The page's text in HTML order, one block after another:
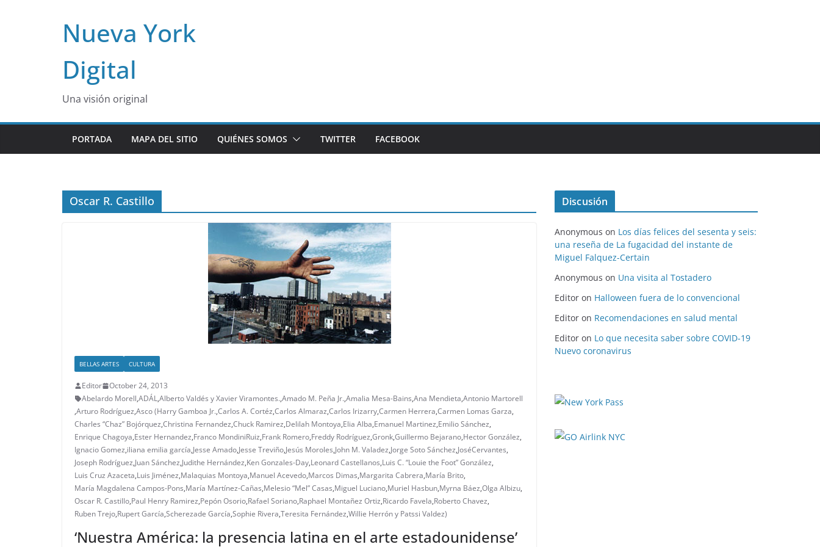
Nueva York
Digital
Una visión original
PORTADA MAPA DEL SITIO QUIÉNES SOMOS TWITTER FACEBOOK
Oscar R. Castillo
BELLAS ARTES CULTURA
Editor
October 24, 2013
Abelardo Morell,ADÁL,Alberto Valdés y Xavier Viramontes.,Amado M. Peña Jr.,Amalia Mesa-Bains,Ana Mendieta,Antonio Martorell
,Arturo Rodríguez,Asco (Harry Gamboa Jr.,Carlos A. Cortéz,Carlos Almaraz,Carlos Irizarry,Carmen Herrera,Carmen Lomas Garza,
Charles “Chaz” Bojórquez,Christina Fernandez,Chuck Ramirez,Delilah Montoya,Elia Alba,Emanuel Martinez,Emilio Sánchez,
Enrique Chagoya,Ester Hernandez,Franco MondiniRuiz,Frank Romero,Freddy Rodríguez,Gronk,Guillermo Bejarano,Hector González,
Ignacio Gomez,iliana emilia garcía,Jesse Amado,Jesse Treviño,Jesús Moroles,John M. Valadez,Jorge Soto Sánchez,JoséCervantes,
Joseph Rodríguez,Juan Sánchez,Judithe Hernández,Ken Gonzales-Day,Leonard Castellanos,Luis C. “Louie the Foot” González,
Luis Cruz Azaceta,Luis Jiménez,Malaquias Montoya,Manuel Acevedo,Marcos Dimas,Margarita Cabrera,María Brito,
María Magdalena Campos-Pons,María Martínez-Cañas,Melesio “Mel” Casas,Miguel Luciano,Muriel Hasbun,Myrna Báez,Olga Albizu,
Oscar R. Castillo,Paul Henry Ramirez,Pepón Osorio,Rafael Soriano,Raphael Montañez Ortiz,Ricardo Favela,Roberto Chavez,
Ruben Trejo,Rupert García,Scherezade García,Sophie Rivera,Teresita Fernández,Willie Herrón y Patssi Valdez)
‘Nuestra América: la presencia latina en el arte estadounidense’
Discusión
Anonymous on Los días felices del sesenta y seis:
una reseña de La fugacidad del instante de
Miguel Falquez-Certain
Anonymous on Una visita al Tostadero
Editor on Halloween fuera de lo convencional
Editor on Recomendaciones en salud mental
Editor on Lo que necesita saber sobre COVID-19
Nuevo coronavirus